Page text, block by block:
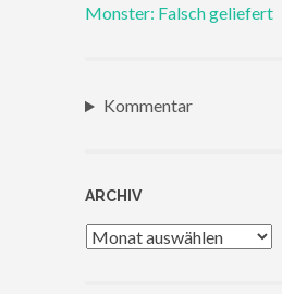
Monster: Falsch geliefert
Kommentar
ARCHIV
Archiv